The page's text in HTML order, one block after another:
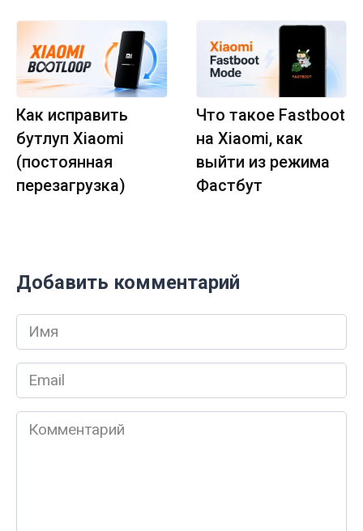
Как исправить
бутлуп Xiaomi
(постоянная
перезагрузка)
Что такое Fastboot
на Xiaomi, как
выйти из режима
Фастбут
Добавить комментарий
Имя
*
Email
*
Комментарий